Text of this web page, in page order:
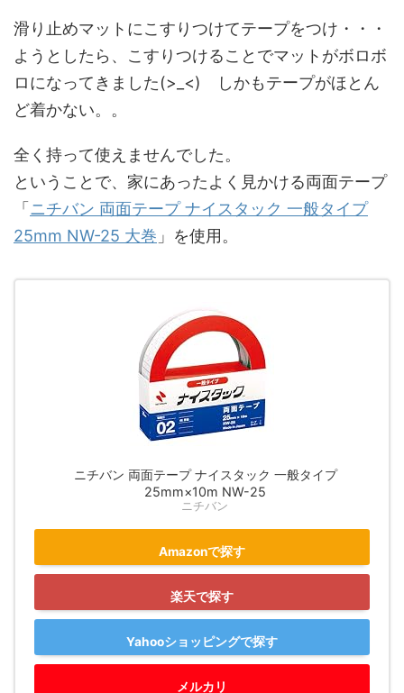
滑り止めマットにこすりつけてテープをつけ・・・
ようとしたら、こすりつけることでマットがボロボ
ロになってきました(>_<) しかもテープがほとん
ど着かない。。
全く持って使えませんでした。
ということで、家にあったよく見かける両面テープ
「ニチバン 両面テープ ナイスタック 一般タイプ
25mm NW-25 大巻 」を使用。
ニチバン 両面テープ ナイスタック 一般タイプ
25mm×10m NW-25
ニチバン
Amazonで探す
楽天で探す
Yahooショッピングで探す
メルカリ